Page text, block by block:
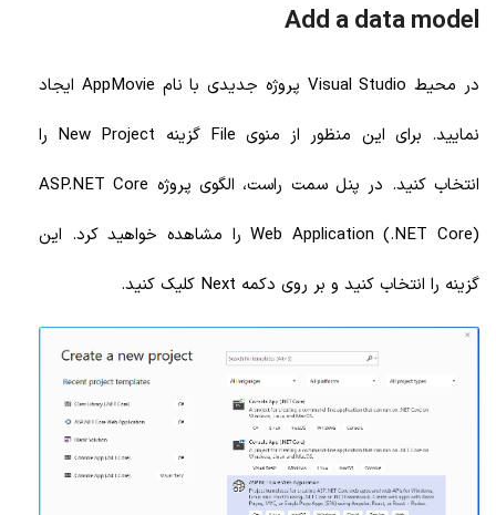
Add a data model
در محیط Visual Studio پروژه جدیدی با نام AppMovie ایجاد
نمایید. برای این منظور از منوی File گزینه New Project را
انتخاب کنید. در پنل سمت راست، الگوی پروژه ASP.NET Core
Web Application (.NET Core) را مشاهده خواهید کرد. این
گزینه را انتخاب کنید و بر روی دکمه Next کلیک کنید.